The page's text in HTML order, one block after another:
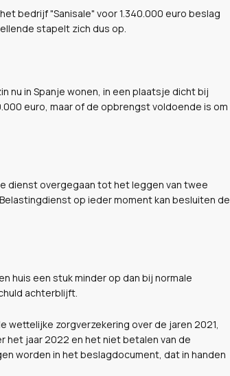
bedrijf "Sanisale" voor 1.340.000 euro beslag
stapelt zich dus op.
nu in Spanje wonen, in een plaatsje dicht bij
euro, maar of de opbrengst voldoende is om
dienst overgegaan tot het leggen van twee
op ieder moment kan besluiten de
huis een stuk minder op dan bij normale
achterblijft.
zorgverzekering over de jaren 2021,
het jaar 2022 en het niet betalen van de
worden in het beslagdocument, dat in handen